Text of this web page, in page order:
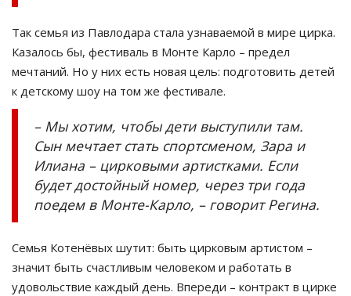
Так семья из Павлодара стала узнаваемой в мире цирка.
Казалось бы, фестиваль в Монте Карло – предел
мечтаний. Но у них есть новая цель: подготовить детей
к детскому шоу на том же фестивале.
– Мы хотим, чтобы дети выступили там.
Сын мечтает стать спортсменом, Зара и
Илиана – цирковыми артистками. Если
будет достойный номер, через три года
поедем в Монте-Карло, – говорит Регина.
Семья Котенёвых шутит: быть цирковым артистом –
значит быть счастливым человеком и работать в
удовольствие каждый день. Впереди – контракт в цирке